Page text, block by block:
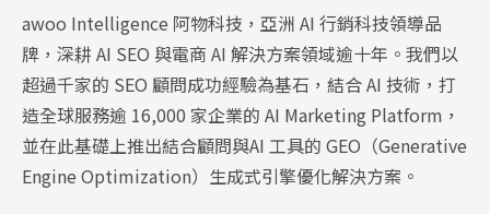
awoo Intelligence 阿物科技，亞洲 AI 行銷科技領導品
牌，深耕 AI SEO 與電商 AI 解決方案領域逾十年。我們以
超過千家的 SEO 顧問成功經驗為基石，結合 AI 技術，打
造全球服務逾 16,000 家企業的 AI Marketing Platform，
並在此基礎上推出結合顧問與AI 工具的 GEO（Generative
Engine Optimization）生成式引擎優化解決方案。